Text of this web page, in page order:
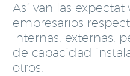
Así van las
empresarios
internas, externas,
de capacidad
otros.